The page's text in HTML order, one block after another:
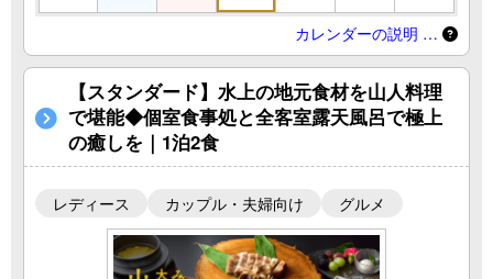
カレンダーの説明 …
【スタンダード】水上の地元食材を山人料理
で堪能◆個室食事処と全客室露天風呂で極上
の癒しを｜1泊2食
レディース カップル・夫婦向け グルメ